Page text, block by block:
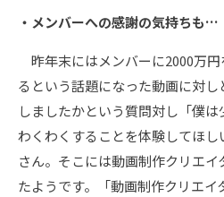
・メンバーへの感謝の気持ちも…
昨年末にはメンバーに2000万
るという話題になった動画に対
しましたかという質問対し「僕は
わくわくすることを体験してほ
さん。そこには動画制作クリエ
たようです。「動画制作クリエ